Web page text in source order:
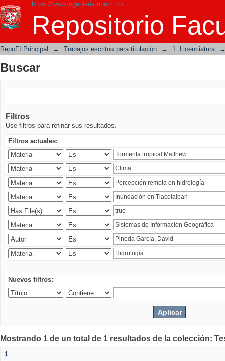
https://www.ingenieria.unam.mx
Repositorio
Buscar
RepoFI Principal → Trabajos escritos para titulación → 1. Licenciatura
Buscar
Filtros
Use filtros para refinar sus resultados.
Filtros actuales:
Nuevos filtros:
Mostrando 1 de un total de 1 resultados de la colección:
1